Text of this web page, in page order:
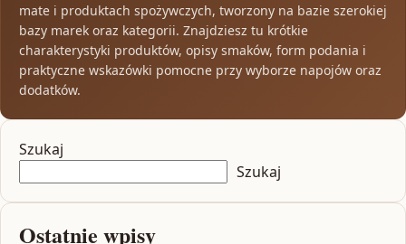
mate i produktach spożywczych, tworzony na bazie szerokiej
bazy marek oraz kategorii. Znajdziesz tu krótkie
charakterystyki produktów, opisy smaków, form podania i
praktyczne wskazówki pomocne przy wyborze napojów oraz
dodatków.
Szukaj
Szukaj
Ostatnie wpisy